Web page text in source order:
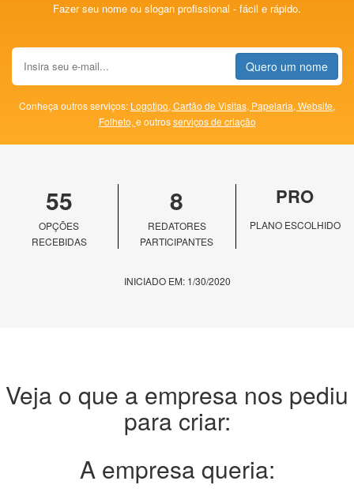
Fazer seu nome ou slogan profissional - fácil e rápido.
Quero um nome
Conheça outros serviços: Logotipo, Cartão de Visitas, Papelaria, Website,
Folheto, e outrosserviços de criação
55
OPÇÕES
RECEBIDAS
8
REDATORES
PARTICIPANTES
PRO
PLANO ESCOLHIDO
INICIADO EM: 1/30/2020
Veja o que a empresa nos pediu
para criar:
A empresa queria: